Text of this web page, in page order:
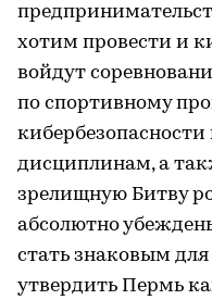
хотим провести и
войдут
по спортивному
дисциплинам, а
зрелищную Битву
абсолютно
стать знаковым
утвердить Пермь